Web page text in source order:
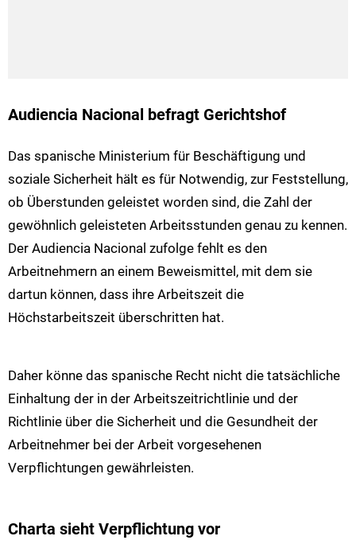
Audiencia Nacional befragt Gerichtshof
Das spanische Ministerium für Beschäftigung und
soziale Sicherheit hält es für Notwendig, zur Feststellung,
ob Überstunden geleistet worden sind, die Zahl der
gewöhnlich geleisteten Arbeitsstunden genau zu kennen.
Der Audiencia Nacional zufolge fehlt es den
Arbeitnehmern an einem Beweismittel, mit dem sie
dartun können, dass ihre Arbeitszeit die
Höchstarbeitszeit überschritten hat.
Daher könne das spanische Recht nicht die tatsächliche
Einhaltung der in der Arbeitszeitrichtlinie und der
Richtlinie über die Sicherheit und die Gesundheit der
Arbeitnehmer bei der Arbeit vorgesehenen
Verpflichtungen gewährleisten.
Charta sieht Verpflichtung vor